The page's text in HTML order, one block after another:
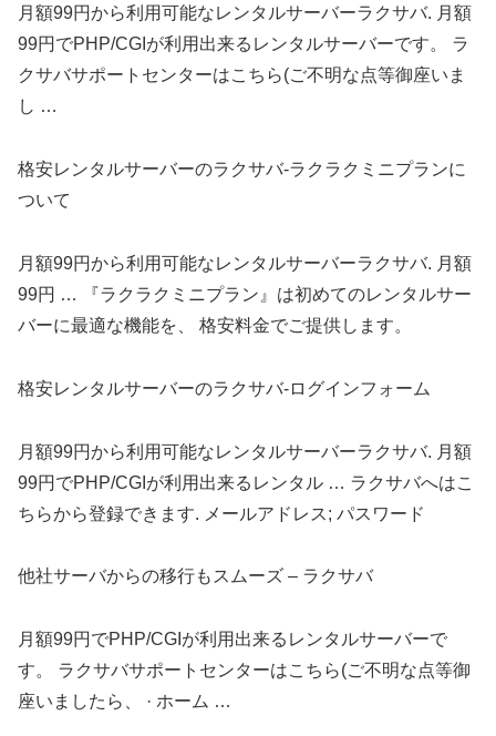
月額99円から利用可能なレンタルサーバーラクサバ. 月額
99円でPHP/CGIが利用出来るレンタルサーバーです。 ラ
クサバサポートセンターはこちら(ご不明な点等御座いま
し …
格安レンタルサーバーのラクサバ-ラクラクミニプランに
ついて
月額99円から利用可能なレンタルサーバーラクサバ. 月額
99円 … 『ラクラクミニプラン』は初めてのレンタルサー
バーに最適な機能を、 格安料金でご提供します。
格安レンタルサーバーのラクサバ-ログインフォーム
月額99円から利用可能なレンタルサーバーラクサバ. 月額
99円でPHP/CGIが利用出来るレンタル … ラクサバへはこ
ちらから登録できます. メールアドレス; パスワード
他社サーバからの移行もスムーズ – ラクサバ
月額99円でPHP/CGIが利用出来るレンタルサーバーで
す。 ラクサバサポートセンターはこちら(ご不明な点等御
座いましたら、 · ホーム …